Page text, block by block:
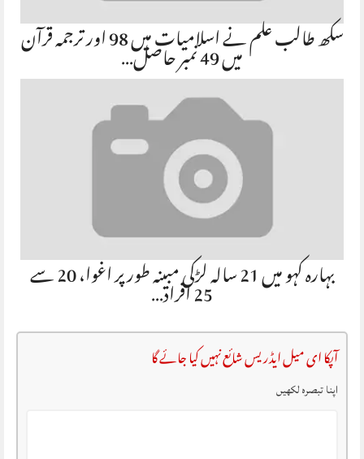
سکھ طالب علم نے اسلامیات میں 98 اور ترجمہ قرآن میں 49 نمبر حاصل…
بہارہ کہو میں 21 سالہ لڑکی مبینہ طور پر اغوا، 20 سے 25 افراد…
آپکا ای میل ایڈریس شائع نہیں کیا جائے گا
اپنا تبصرہ لکھیں